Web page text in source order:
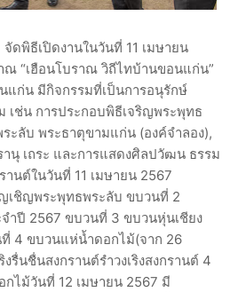
ดพิธีเปิดงานในวันที่ 11 เมษายน
“เฮือนโบราณ วิถีไทบ้านขอนแก่น”
แก่น มีกิจกรรมที่เป็นการอนุรักษ์
ช่น การประกอบพิธีเจริญพระพุทธ
ะลับ พระธาตุขามแก่น (องค์จำลอง),
นุ เถระ และการแสดงศิลปวัฒน ธรรม
นต์ในวันที่ 11 เมษายน 2567
เชิญพระพุทธพระลับ ขบวนที่ 2
ำปี 2567 ขบวนที่ 3 ขบวนหุ่นเชียง
4 ขบวนแห่น้ำดอกไม้(จาก 26
รื่นชื่นสงกรานต์รำวงเริงสงกรานต์ 4
ไม้วันที่ 12 เมษายน 2567 มี